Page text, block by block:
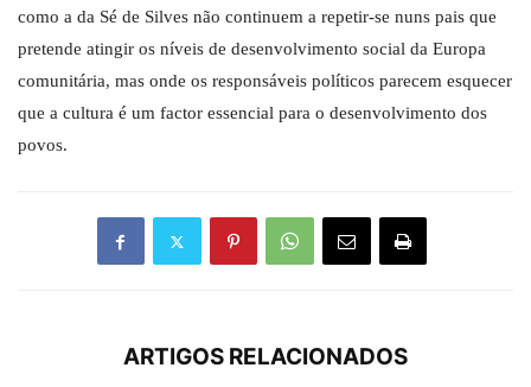
como a da Sé de Silves não continuem a repetir-se nuns pais que
pretende atingir os níveis de desenvolvimento social da Europa
comunitária, mas onde os responsáveis políticos parecem esquecer
que a cultura é um factor essencial para o desenvolvimento dos
povos.
ARTIGOS RELACIONADOS